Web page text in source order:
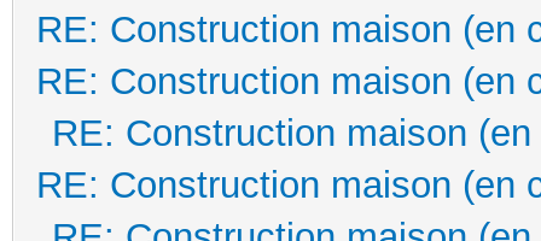
RE: Construction maison (en
RE: Construction maison (en
RE: Construction maison
RE: Construction maison (en